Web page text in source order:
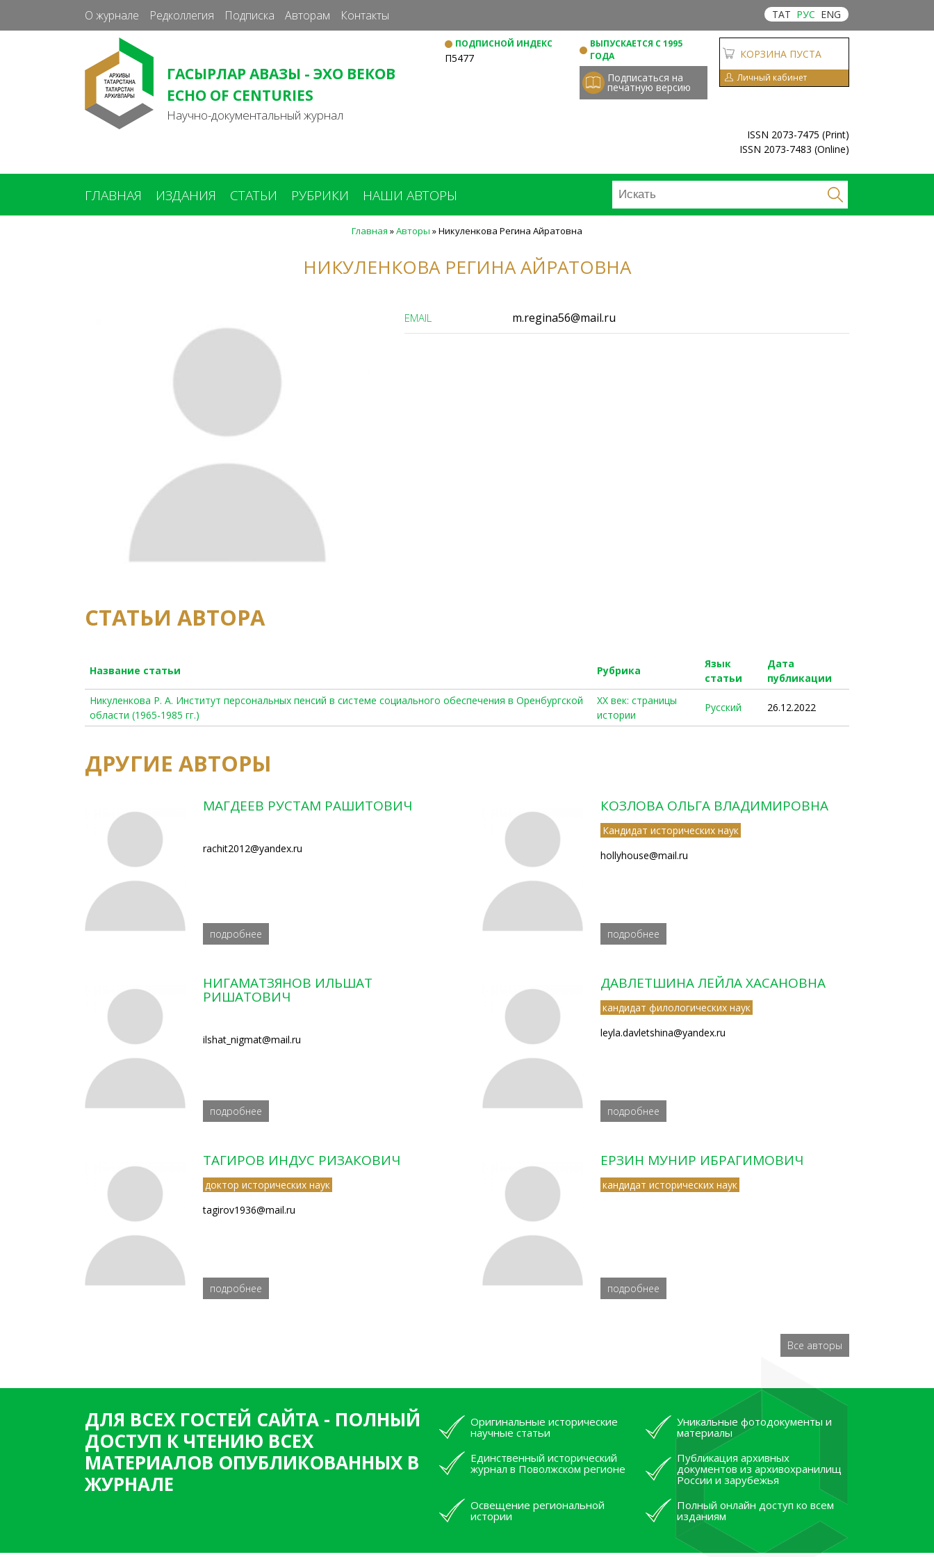
к
основному
О журнале Редколлегия Подписка Авторам Контакты ТАТ РУС ENG
ГАСЫРЛАР АВАЗЫ - ЭХО ВЕКОВ
ECHO OF CENTURIES
Научно-документальный журнал
ПОДПИСНОЙ ИНДЕКС
П5477
ВЫПУСКАЕТСЯ С 1995
ГОДА
Подписаться на
печатную версию
КОРЗИНА ПУСТА
Личный кабинет
ISSN 2073-7475 (Print)
ISSN 2073-7483 (Online)
ГЛАВНАЯ ИЗДАНИЯ СТАТЬИ РУБРИКИ НАШИ АВТОРЫ
Главная »Авторы »Никуленкова Регина Айратовна
НИКУЛЕНКОВА РЕГИНА АЙРАТОВНА
ЕMAIL m.regina56@mail.ru
СТАТЬИ АВТОРА
Название статьи Рубрика
Язык
статьи
Дата
публикации
Никуленкова Р. А. Институт персональных пенсий в системе социального обеспечения в Оренбургской
области (1965-1985 гг.)
ХХ век: страницы
истории
Русский 26.12.2022
ДРУГИЕ АВТОРЫ
МАГДЕЕВ РУСТАМ РАШИТОВИЧ
rachit2012@yandex.ru
подробнее
КОЗЛОВА ОЛЬГА ВЛАДИМИРОВНА
Кандидат исторических наук
hollyhouse@mail.ru
подробнее
НИГАМАТЗЯНОВ ИЛЬШАТ
РИШАТОВИЧ
ilshat_nigmat@mail.ru
подробнее
ДАВЛЕТШИНА ЛЕЙЛА ХАСАНОВНА
кандидат филологических наук
leyla.davletshina@yandex.ru
подробнее
ТАГИРОВ ИНДУС РИЗАКОВИЧ
доктор исторических наук
tagirov1936@mail.ru
подробнее
ЕРЗИН МУНИР ИБРАГИМОВИЧ
кандидат исторических наук
подробнее
Все авторы
ДЛЯ ВСЕХ ГОСТЕЙ САЙТА - ПОЛНЫЙ
ДОСТУП К ЧТЕНИЮ ВСЕХ
МАТЕРИАЛОВ ОПУБЛИКОВАННЫХ В
ЖУРНАЛЕ
Оригинальные исторические
научные статьи
Уникальные фотодокументы и
материалы
Единственный исторический
журнал в Поволжском регионе
Публикация архивных
документов из архивохранилищ
России и зарубежья
Освещение региональной
истории
Полный онлайн доступ ко всем
изданиям